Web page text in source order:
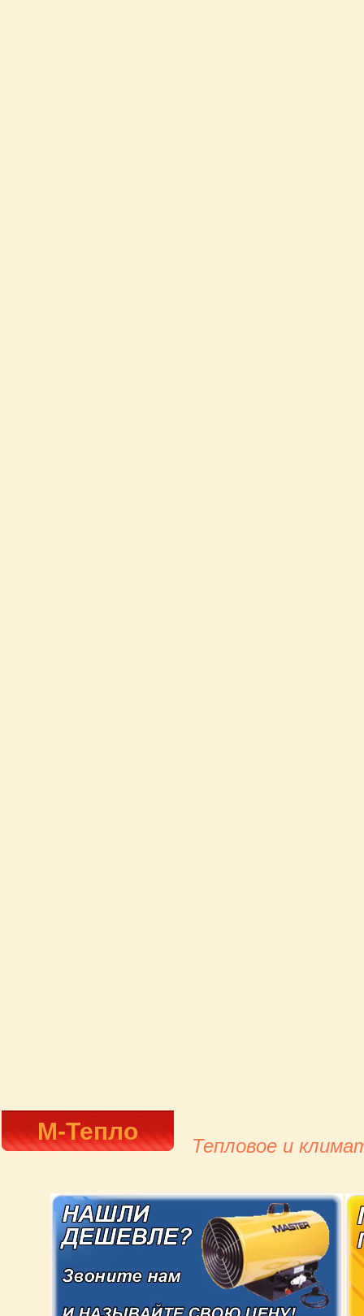
М-Тепло
Тепловое и